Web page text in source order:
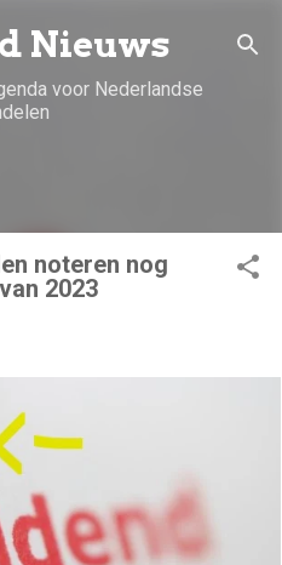
hoofdcontent
Nieuws
voor Nederlandse
noteren nog
2023